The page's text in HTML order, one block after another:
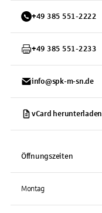
+49 385 551-2222
+49 385 551-2233
info@spk-m-sn.de
vCard herunterladen
Öffnungszeiten
Montag